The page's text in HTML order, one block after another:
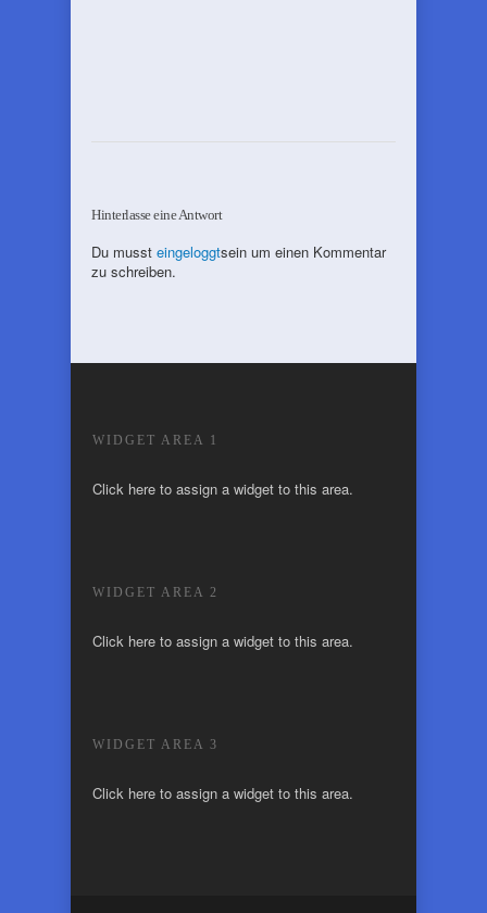
Hinterlasse eine Antwort
Du musst eingeloggtsein um einen Kommentar
zu schreiben.
WIDGET AREA 1
Click here to assign a widget to this area.
WIDGET AREA 2
Click here to assign a widget to this area.
WIDGET AREA 3
Click here to assign a widget to this area.